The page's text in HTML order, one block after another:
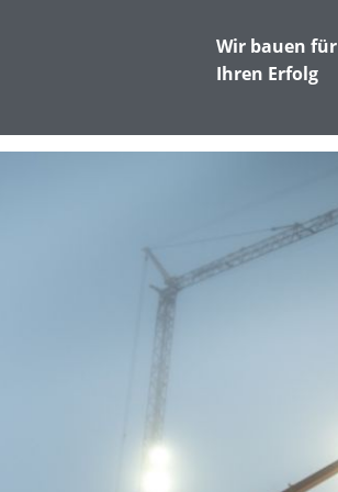
Wir bauen für
Ihren Erfolg